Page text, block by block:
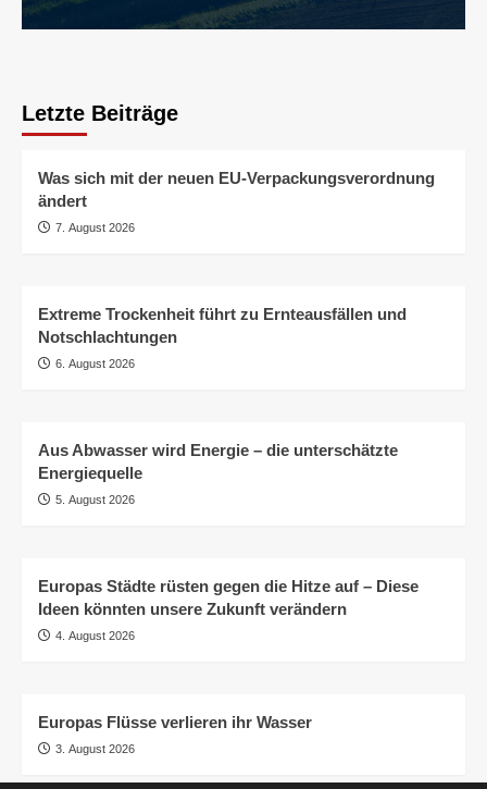
Letzte Beiträge
Was sich mit der neuen EU-Verpackungsverordnung
ändert
7. August 2026
Extreme Trockenheit führt zu Ernteausfällen und
Notschlachtungen
6. August 2026
Aus Abwasser wird Energie – die unterschätzte
Energiequelle
5. August 2026
Europas Städte rüsten gegen die Hitze auf – Diese
Ideen könnten unsere Zukunft verändern
4. August 2026
Europas Flüsse verlieren ihr Wasser
3. August 2026